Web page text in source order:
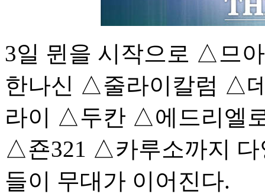
3일 뮌을 시작으로 △므
한나신 △줄라이칼럼 △
라이 △두칸 △에드리엘
△죤321 △카루소까지 다
들이 무대가 이어진다.